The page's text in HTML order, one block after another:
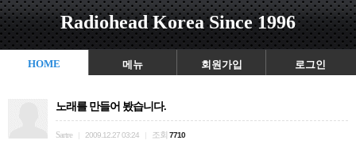
Radiohead Korea Since 1996
HOME 메뉴 회원가입 로그인
노래를 만들어 봤습니다.
Sartre 2009.12.27 03:24 조회 7710